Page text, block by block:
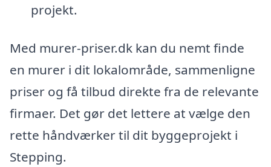
projekt.
Med murer-priser.dk kan du nemt finde
en murer i dit lokalområde, sammenligne
priser og få tilbud direkte fra de relevante
firmaer. Det gør det lettere at vælge den
rette håndværker til dit byggeprojekt i
Stepping.